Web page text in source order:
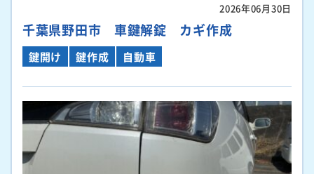
2026年06月30日
千葉県野田市 車鍵解錠 カギ作成
鍵開け 鍵作成 自動車